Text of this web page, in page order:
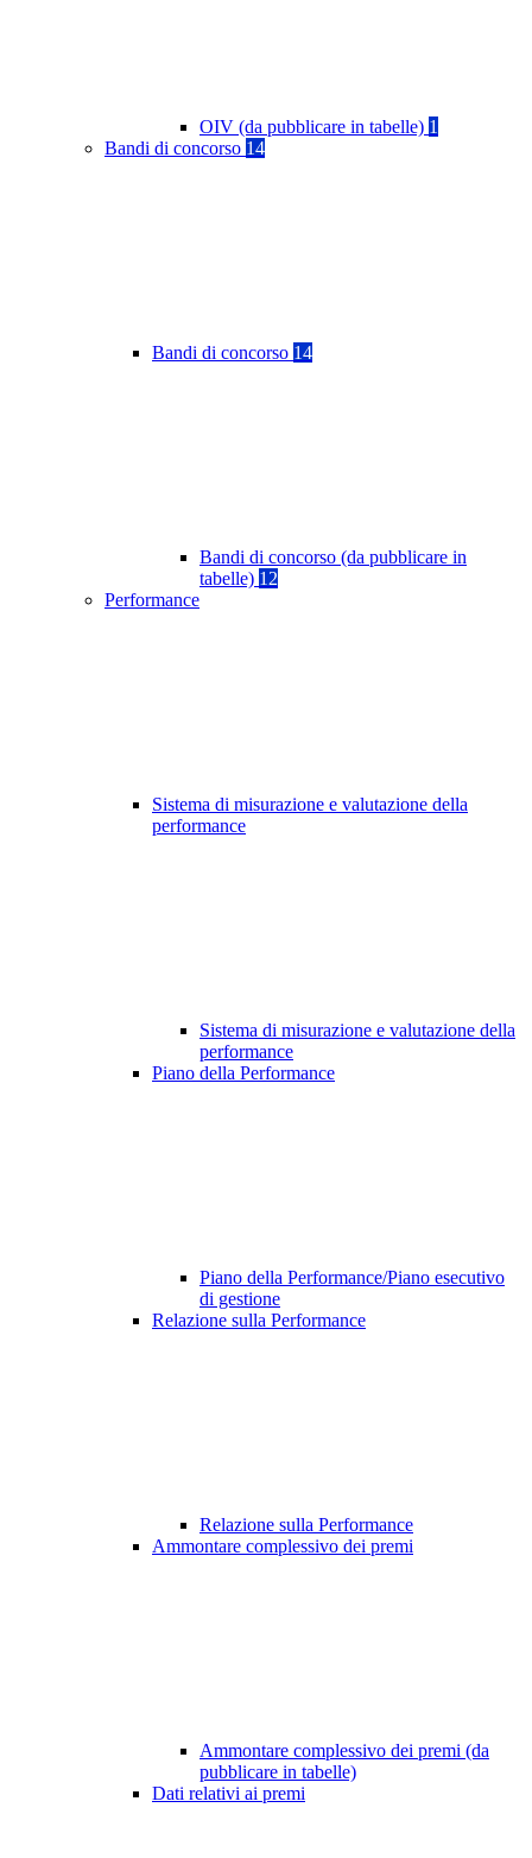
OIV (da pubblicare in tabelle) 1
Bandi di concorso 14
Bandi di concorso 14
Bandi di concorso (da pubblicare in
tabelle) 12
Performance
Sistema di misurazione e valutazione della
performance
Sistema di misurazione e valutazione della
performance
Piano della Performance
Piano della Performance/Piano esecutivo
di gestione
Relazione sulla Performance
Relazione sulla Performance
Ammontare complessivo dei premi
Ammontare complessivo dei premi (da
pubblicare in tabelle)
Dati relativi ai premi